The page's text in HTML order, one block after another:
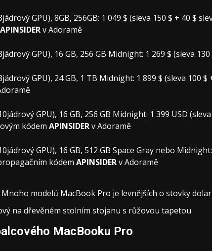
GPU), 8GB, 256GB: 1 049 $ (sleva 150 $ + 40 $
APINSIDERv Adoramě
GPU), 16 GB, 256 GB Midnight: 1 269 $ (sleva 130
GPU), 24 GB, 1 TB Midnight: 1 899 $ (sleva 100 $
GPU), 16 GB, 256 GB Midnight: 1 399 USD
kódem APINSIDERv Adoramě
GPU), 16 GB, 512 GB Space Gray nebo
kódem APINSIDERv Adoramě
Mnoho modelů MacBook Pro je levnějších o stovky
MacBooku Pro